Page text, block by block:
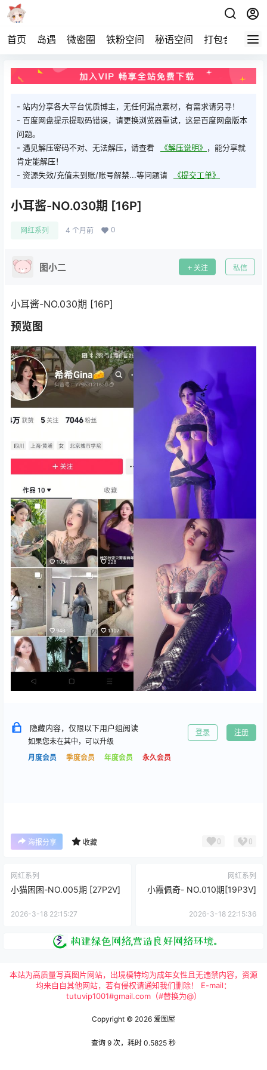
首页 岛遇 微密圈 铁粉空间 秘语空间 打包合集 关
- 站内分享各大平台优质博主，无任何漏点素材，有需求请另寻！
- 百度网盘提示提取码错误，请更换浏览器重试，这是百度网盘版本
问题。
- 遇见解压密码不对、无法解压，请查看
《解压说明》 ，能分享就
肯定能解压！
- 资源失效/充值未到账/账号解禁...等问题请
《提交工单》
小耳酱-NO.030期 [16P]
网红系列 4 个月前 0
图小二 关注 私信
小耳酱-NO.030期 [16P]
预览图
隐藏内容，仅限以下用户组阅读
如果您未在其中，可以升级
月度会员
季度会员 年度会员 永久会员
登录 注册
海报分享 收藏 0 0
网红系列
小猫困困-NO.005期 [27P2V]
2026-3-18 22:15:27
网红系列
小霞佩奇- NO.010期[19P3V]
2026-3-18 22:15:36
本站为高质量写真图片网站，出境模特均为成年女性且无违禁内容，资源
均来自自其他网站，若有侵权请通知我们删除！ E-mail：
tutuvip1001#gmail.com（#替换为@）
Copyright © 2026 爱图屋
查询 9 次，耗时 0.5825 秒